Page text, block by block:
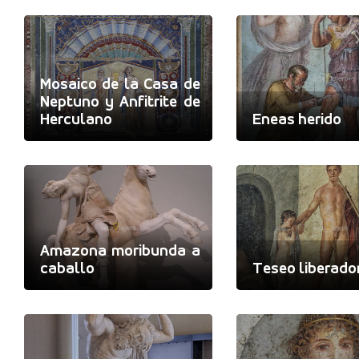
Mosaico de la Casa de
Neptuno y Anfitrite de
Herculano
Eneas herido
Amazona moribunda a
caballo
Teseo